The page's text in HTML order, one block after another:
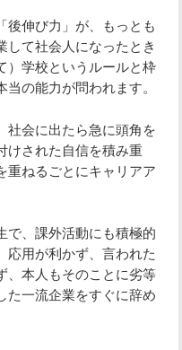
後伸び力」が、もっとも
して社会人になったとき
）学校というルールと枠
の能力が問われます。
社会に出たら急に頭角を
けされた自信を積み重
重ねるごとにキャリアア
で、課外活動にも積極的
応用が利かず、言われた
、本人もそのことに劣等
た一流企業をすぐに辞め